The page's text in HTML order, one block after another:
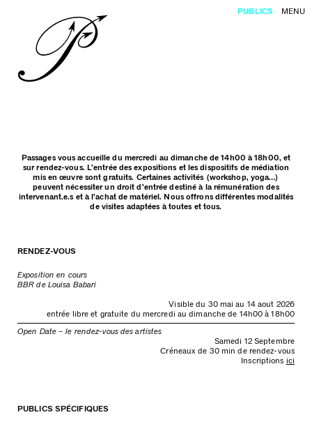
MENU
PUBLICS
Passages vous accueille du mercredi au dimanche de 14h00 à 18h00, et
sur rendez-vous. L’entrée des expositions et les dispositifs de médiation
mis en œuvre sont gratuits. Certaines activités (workshop, yoga…)
peuvent nécessiter un droit d’entrée destiné à la rémunération des
intervenant.e.s et à l’achat de matériel. Nous offrons différentes modalités
de visites adaptées à toutes et tous.
RENDEZ-VOUS
Exposition en cours
BBR de Louisa Babari
Visible du 30 mai au 14 aout 2026
entrée libre et gratuite du mercredi au dimanche de 14h00 à 18h00
Open Date – le rendez-vous des artistes
Samedi 12 Septembre
Créneaux de 30 min de rendez-vous
Inscriptions ici
PUBLICS SPÉCIFIQUES